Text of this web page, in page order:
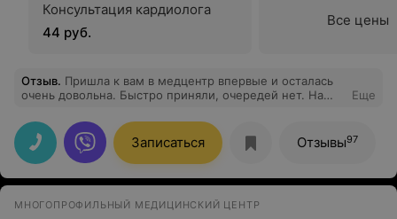
Консультация кардиолога
44 руб.
Все цены
Отзыв. Пришла к вам в медцентр впервые и осталась
очень довольна. Быстро приняли, очередей нет. На
рекомендации. Спасибо!
Еще
Записаться Отзывы97
МНОГОПРОФИЛЬНЫЙ МЕДИЦИНСКИЙ ЦЕНТР